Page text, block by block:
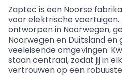
Zaptec is een Noorse
voorelektrische voertuigen.
ontworpenin Noorwegen,
Noorwegenen Duitslanden
veeleisende omgevingen.
staancentraal, zodat jijin
vertrouwenop een robuuste